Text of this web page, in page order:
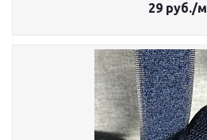
29 руб./м